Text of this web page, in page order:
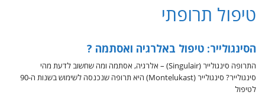
טיפול תרופתי
הסינגולייר: טיפול באלרגיה ואסתמה ?
התרופה סינגולייר (Singulair) – אלרגיה, אסתמה ומה שחשוב לדעת מהי
סינגולייר? סינגולייר (Montelukast) היא תרופה שנכנסה לשימוש בשנות ה-90
לטיפול